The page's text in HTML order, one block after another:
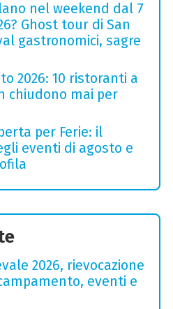
nel weekend dal 7
Ghost tour di San
gastronomici, sagre
2026: 10 ristoranti a
chiudono mai per
per Ferie: il
eventi di agosto e
2026, rievocazione
eventi e